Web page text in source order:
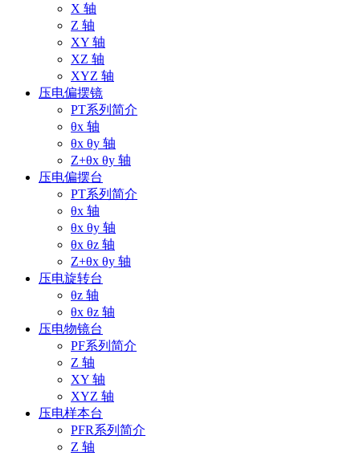
X 轴
Z 轴
XY 轴
XZ 轴
XYZ 轴
压电偏摆镜
PT系列简介
θx 轴
θx θy 轴
Z+θx θy 轴
压电偏摆台
PT系列简介
θx 轴
θx θy 轴
θx θz 轴
Z+θx θy 轴
压电旋转台
θz 轴
θx θz 轴
压电物镜台
PF系列简介
Z 轴
XY 轴
XYZ 轴
压电样本台
PFR系列简介
Z 轴